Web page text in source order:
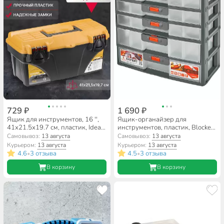
729 ₽
Ящик для инструментов, 16 '',
41х21.5х19.7 см, пластик, Idea,
Титан, пластиковый замок, без
секций, М 2931
Самовывоз: 13 августа
Курьером: 13 августа
4.6•3 отзыва
В корзину
1 690 ₽
Ящик-органайзер для
инструментов, пластик, Blocker,
Expert, пластиковый замок, 5
секций, BR3798СРСВЦОР
Самовывоз: 13 августа
Курьером: 13 августа
4.5•3 отзыва
В корзину